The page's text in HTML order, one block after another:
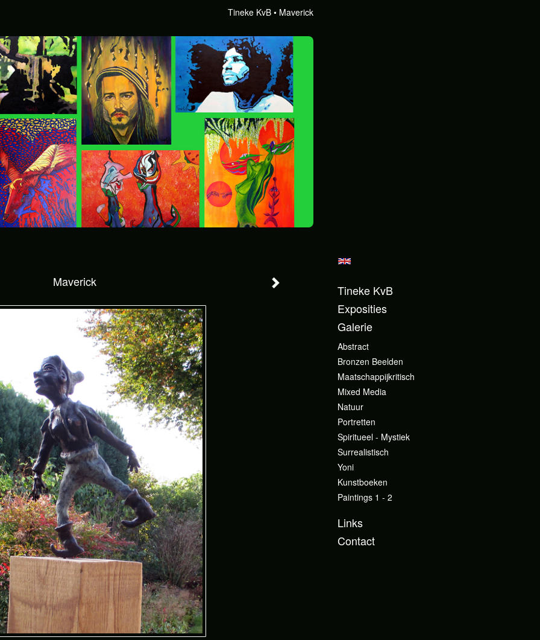
Tineke KvB Maverick
Maverick
Tineke KvB
Exposities
Galerie
Abstract
Bronzen Beelden
Maatschappijkritisch
Mixed Media
Natuur
Portretten
Spiritueel - Mystiek
Surrealistisch
Yoni
Kunstboeken
Paintings 1 - 2
Links
Contact